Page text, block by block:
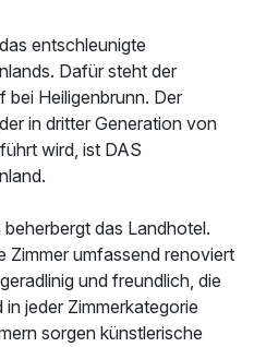
entschleunigte
Dafür steht der
Heiligenbrunn. Der
in dritter Generation von
wird, ist DAS
das Landhotel.
Zimmer umfassend renoviert
und freundlich, die
jeder Zimmerkategorie
sorgen künstlerische